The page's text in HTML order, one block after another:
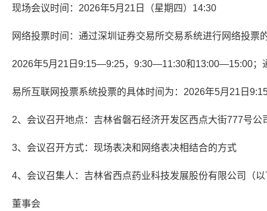
现场会议时间：2026年5月21日（星期四）14:30
网络投票时间：通过深圳证券交易所交易系统进行网络投票
2026年5月21日9:15—9:25，9:30—11:30和13:00—15:00；
易所互联网投票系统投票的具体时间为：2026年5月21日
2、会议召开地点：吉林省磐石经济开发区西点大街777号公
3、会议召开方式：现场表决和网络表决相结合的方式
4、会议召集人：吉林省西点药业科技发展股份有限公司（以
董事会